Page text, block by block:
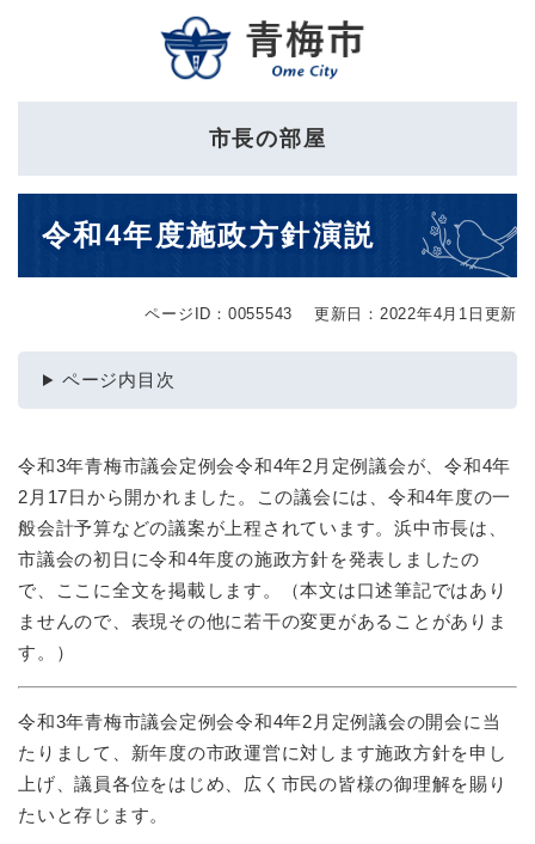
メニューを飛ばして本文へ
市長の部屋
令和4年度施政方針演説
ページID：0055543 更新日：2022年4月1日更新
ページ内目次
令和3年青梅市議会定例会令和4年2月定例議会が、令和4年
2月17日から開かれました。この議会には、令和4年度の一
般会計予算などの議案が上程されています。浜中市長は、
市議会の初日に令和4年度の施政方針を発表しましたの
で、ここに全文を掲載します。（本文は口述筆記ではあり
ませんので、表現その他に若干の変更があることがありま
す。）
令和3年青梅市議会定例会令和4年2月定例議会の開会に当
たりまして、新年度の市政運営に対します施政方針を申し
上げ、議員各位をはじめ、広く市民の皆様の御理解を賜り
たいと存じます。